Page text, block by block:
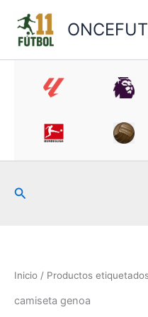
contenido
Buscar
Inicio / Productos
camiseta genoa